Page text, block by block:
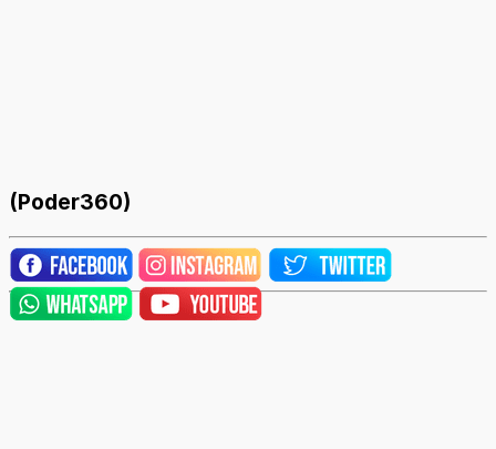
(Poder360)